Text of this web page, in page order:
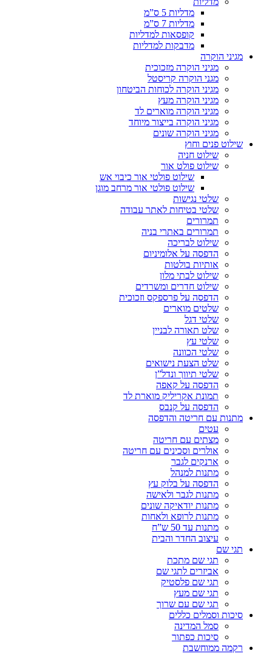
מדליות 5 ס”מ
מדליות 7 ס”מ
קופסאות למדליות
מדבקות למדליות
מגיני הוקרה
מגיני הוקרה מזכוכית
מגני הוקרה קריסטל
מגיני הוקרה לכוחות הביטחון
מגיני הוקרה מעץ
מגיני הוקרה מוארים לד
מגיני הוקרה בייצור מיוחד
מגיני הוקרה שונים
שילוט פנים וחוץ
שילוט חניה
שילוט פולט אור
שילוט פולטי אור כיבוי אש
שילוט פולטי אור מרחב מוגן
שלטי נגישות
שלטי בטיחות לאתר עבודה
תמרורים
תמרורים באתרי בניה
שילוט לבריכה
הדפסה על אלומיניום
אותיות בולטות
שילוט לבתי מלון
שילוט חדרים ומשרדים
הדפסה על פרספקס וזכוכית
שלטים מוארים
שלטי דגל
שלט תאורה לבניין
שלטי עץ
שלטי הכוונה
שלט הצעת נישואים
שלטי תיווך ונדל”ן
הדפסה על קאפה
תמונת אקריליק מוארת לד
הדפסה על קנבס
מתנות עם חריטה והדפסה
עטים
מצתים עם חריטה
אולרים וסכינים עם חריטה
ארנקים לגבר
מתנות למנהל
הדפסה על בלוק עץ
מתנות לגבר ולאישה
מתנות יודאיקה שונים
מתנות לרופא ולאחות
מתנות עד 50 ש”ח
עיצוב החדר והבית
תגי שם
תגי שם מתכת
אביזרים לתגי שם
תגי שם פלסטיק
תגי שם מעץ
תגי שם עם שרוך
סיכות וסמלים כללים
סמל המדינה
סיכות כפתור
רקמה ממוחשבת